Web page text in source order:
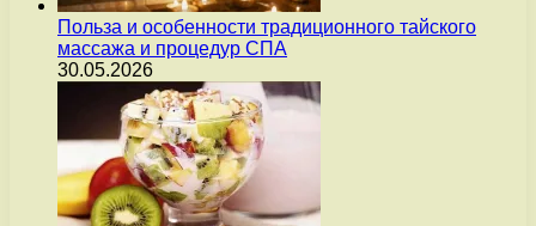
Польза и особенности традиционного тайского
массажа и процедур СПА
30.05.2026